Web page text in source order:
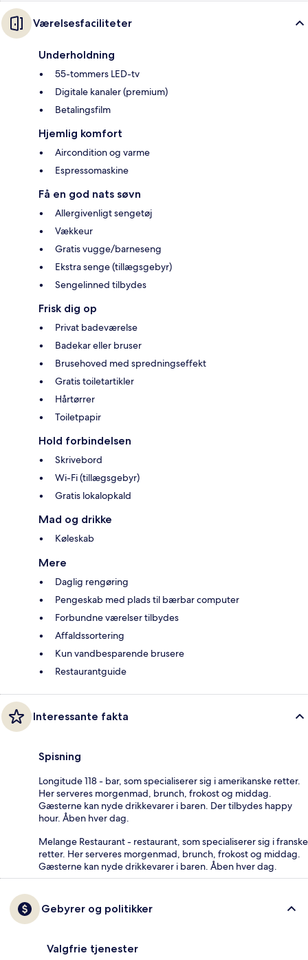
Værelsesfaciliteter
Underholdning
55-tommers LED-tv
Digitale kanaler (premium)
Betalingsfilm
Hjemlig komfort
Aircondition og varme
Espressomaskine
Få en god nats søvn
Allergivenligt sengetøj
Vækkeur
Gratis vugge/barneseng
Ekstra senge (tillægsgebyr)
Sengelinned tilbydes
Frisk dig op
Privat badeværelse
Badekar eller bruser
Brusehoved med spredningseffekt
Gratis toiletartikler
Hårtørrer
Toiletpapir
Hold forbindelsen
Skrivebord
Wi-Fi (tillægsgebyr)
Gratis lokalopkald
Mad og drikke
Køleskab
Mere
Daglig rengøring
Pengeskab med plads til bærbar computer
Forbundne værelser tilbydes
Affaldssortering
Kun vandbesparende brusere
Restaurantguide
Interessante fakta
Spisning
Longitude 118 - bar, som specialiserer sig i amerikanske retter.
Her serveres morgenmad, brunch, frokost og middag.
Gæsterne kan nyde drikkevarer i baren. Der tilbydes happy
hour. Åben hver dag.
Melange Restaurant - restaurant, som specialiserer sig i franske
retter. Her serveres morgenmad, brunch, frokost og middag.
Gæsterne kan nyde drikkevarer i baren. Åben hver dag.
Gebyrer og politikker
Valgfrie tjenester